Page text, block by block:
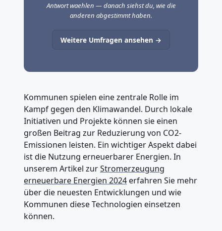
Antwort waehlen — danach siehst du, wie die
anderen abgestimmt haben.
Weitere Umfragen ansehen →
Kommunen spielen eine zentrale Rolle im
Kampf gegen den Klimawandel. Durch lokale
Initiativen und Projekte können sie einen
großen Beitrag zur Reduzierung von CO2-
Emissionen leisten. Ein wichtiger Aspekt dabei
ist die Nutzung erneuerbarer Energien. In
unserem Artikel zurStromerzeugung
erneuerbare Energien 2024erfahren Sie mehr
über die neuesten Entwicklungen und wie
Kommunen diese Technologien einsetzen
können.